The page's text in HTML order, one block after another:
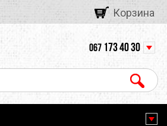
Корзина
067 173 40 30